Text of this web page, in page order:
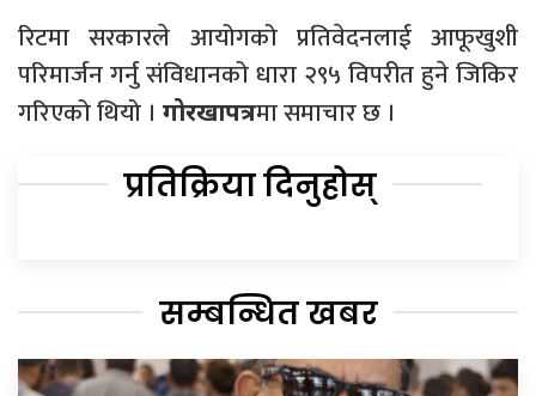
रिटमा सरकारले आयोगको प्रतिवेदनलाई आफूखुशी
परिमार्जन गर्नु संविधानको धारा २९५ विपरीत हुने जिकिर
गरिएको थियो । गोरखापत्रमा समाचार छ ।
प्रतिक्रिया दिनुहोस्
सम्बन्धित खबर